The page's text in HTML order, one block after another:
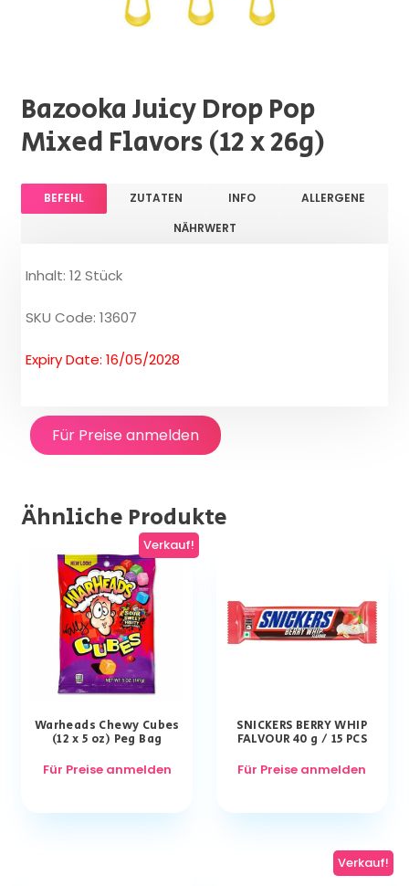
Bazooka Juicy Drop Pop
Mixed Flavors (12 x 26g)
BEFEHL ZUTATEN INFO
ALLERGENE
NÄHRWERT
Inhalt: 12 Stück
SKU Code: 13607
Expiry Date: 16/05/2028
Für Preise anmelden
Ähnliche Produkte
Verkauf!
Warheads Chewy Cubes
(12 x 5 oz) Peg Bag
Für Preise anmelden
SNICKERS BERRY WHIP
FALVOUR 40 g / 15 PCS
Für Preise anmelden
Verkauf!